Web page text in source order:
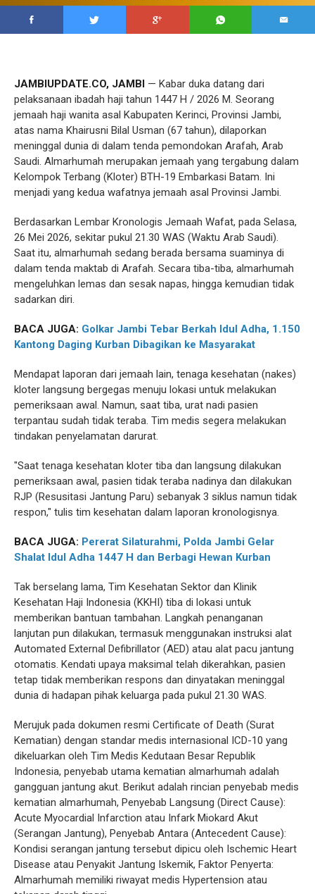
JAMBIUPDATE.CO, JAMBI — Kabar duka datang dari
pelaksanaan ibadah haji tahun 1447 H / 2026 M. Seorang
jemaah haji wanita asal Kabupaten Kerinci, Provinsi Jambi,
atas nama Khairusni Bilal Usman (67 tahun), dilaporkan
meninggal dunia di dalam tenda pemondokan Arafah, Arab
Saudi. Almarhumah merupakan jemaah yang tergabung dalam
Kelompok Terbang (Kloter) BTH-19 Embarkasi Batam. Ini
menjadi yang kedua wafatnya jemaah asal Provinsi Jambi.
Berdasarkan Lembar Kronologis Jemaah Wafat, pada Selasa,
26 Mei 2026, sekitar pukul 21.30 WAS (Waktu Arab Saudi).
Saat itu, almarhumah sedang berada bersama suaminya di
dalam tenda maktab di Arafah. Secara tiba-tiba, almarhumah
mengeluhkan lemas dan sesak napas, hingga kemudian tidak
sadarkan diri.
BACA JUGA: Golkar Jambi Tebar Berkah Idul Adha, 1.150
Kantong Daging Kurban Dibagikan ke Masyarakat
Mendapat laporan dari jemaah lain, tenaga kesehatan (nakes)
kloter langsung bergegas menuju lokasi untuk melakukan
pemeriksaan awal. Namun, saat tiba, urat nadi pasien
terpantau sudah tidak teraba. Tim medis segera melakukan
tindakan penyelamatan darurat.
"Saat tenaga kesehatan kloter tiba dan langsung dilakukan
pemeriksaan awal, pasien tidak teraba nadinya dan dilakukan
RJP (Resusitasi Jantung Paru) sebanyak 3 siklus namun tidak
respon," tulis tim kesehatan dalam laporan kronologisnya.
BACA JUGA: Pererat Silaturahmi, Polda Jambi Gelar
Shalat Idul Adha 1447 H dan Berbagi Hewan Kurban
Tak berselang lama, Tim Kesehatan Sektor dan Klinik
Kesehatan Haji Indonesia (KKHI) tiba di lokasi untuk
memberikan bantuan tambahan. Langkah penanganan
lanjutan pun dilakukan, termasuk menggunakan instruksi alat
Automated External Defibrillator (AED) atau alat pacu jantung
otomatis. Kendati upaya maksimal telah dikerahkan, pasien
tetap tidak memberikan respons dan dinyatakan meninggal
dunia di hadapan pihak keluarga pada pukul 21.30 WAS.
Merujuk pada dokumen resmi Certificate of Death (Surat
Kematian) dengan standar medis internasional ICD-10 yang
dikeluarkan oleh Tim Medis Kedutaan Besar Republik
Indonesia, penyebab utama kematian almarhumah adalah
gangguan jantung akut. Berikut adalah rincian penyebab medis
kematian almarhumah, Penyebab Langsung (Direct Cause):
Acute Myocardial Infarction atau Infark Miokard Akut
(Serangan Jantung), Penyebab Antara (Antecedent Cause):
Kondisi serangan jantung tersebut dipicu oleh Ischemic Heart
Disease atau Penyakit Jantung Iskemik, Faktor Penyerta:
Almarhumah memiliki riwayat medis Hypertension atau